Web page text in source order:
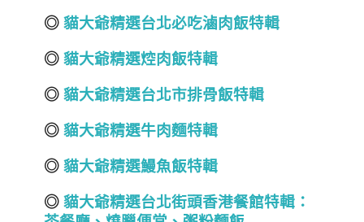
◎ 貓大爺精選台北必吃滷肉飯特輯
◎ 貓大爺精選焢肉飯特輯
◎ 貓大爺精選台北市排骨飯特輯
◎ 貓大爺精選牛肉麵特輯
◎ 貓大爺精選鰻魚飯特輯
◎ 貓大爺精選台北街頭香港餐館特輯：